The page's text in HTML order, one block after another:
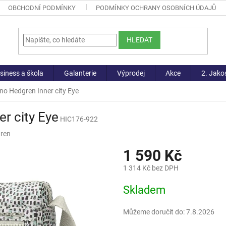
OBCHODNÍ PODMÍNKY PODMÍNKY OCHRANY OSOBNÍCH ÚDAJŮ
HLEDAT
a škola Galanterie Výprodej Akce 2.
Hedgren Inner city Eye
city Eye HIC176-922
1 590 Kč
1 314 Kč bez DPH
cena:
Skladem
Můžeme doručit do:7.8.2026